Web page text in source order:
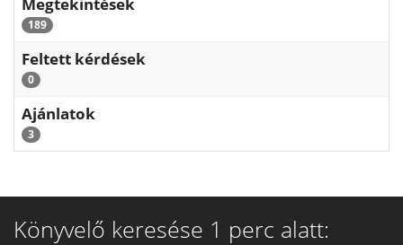
189
Feltett kérdések
0
Ajánlatok
3
Könyvelő keresése 1 perc alatt: